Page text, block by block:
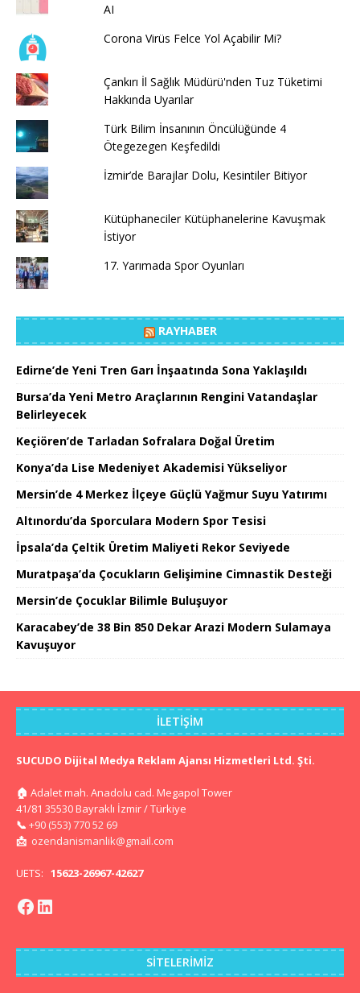
AI
Corona Virüs Felce Yol Açabilir Mi?
Çankırı İl Sağlık Müdürü'nden Tuz Tüketimi
Hakkında Uyarılar
Türk Bilim İnsanının Öncülüğünde 4
Ötegezegen Keşfedildi
İzmir’de Barajlar Dolu, Kesintiler Bitiyor
Kütüphaneciler Kütüphanelerine Kavuşmak
İstiyor
17. Yarımada Spor Oyunları
RAYHABER
Edirne’de Yeni Tren Garı İnşaatında Sona Yaklaşıldı
Bursa’da Yeni Metro Araçlarının Rengini Vatandaşlar
Belirleyecek
Keçiören’de Tarladan Sofralara Doğal Üretim
Konya’da Lise Medeniyet Akademisi Yükseliyor
Mersin’de 4 Merkez İlçeye Güçlü Yağmur Suyu Yatırımı
Altınordu’da Sporculara Modern Spor Tesisi
İpsala’da Çeltik Üretim Maliyeti Rekor Seviyede
Muratpaşa’da Çocukların Gelişimine Cimnastik Desteği
Mersin’de Çocuklar Bilimle Buluşuyor
Karacabey’de 38 Bin 850 Dekar Arazi Modern Sulamaya
Kavuşuyor
İLETIŞIM
SUCUDO Dijital Medya Reklam Ajansı Hizmetleri Ltd. Şti.
🏠 Adalet mah. Anadolu cad. Megapol Tower
41/81 35530 Bayraklı İzmir / Türkiye
📞 +90 (553) 770 52 69
📩 ozendanismanlik@gmail.com
UETS: 15623-26967-42627
SITELERIMIZ